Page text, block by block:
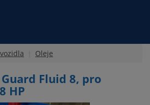
Oleje
Fluid 8, pro
HP